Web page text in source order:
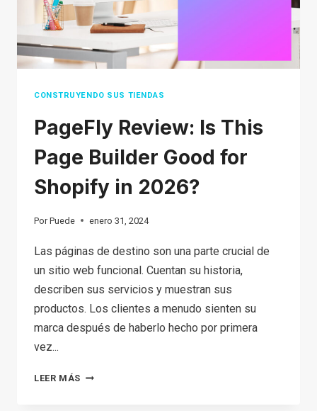
CONSTRUYENDO SUS TIENDAS
PageFly Review: Is This
Page Builder Good for
Shopify in 2026?
Por Puede enero 31, 2024
Las páginas de destino son una parte crucial de
un sitio web funcional. Cuentan su historia,
describen sus servicios y muestran sus
productos. Los clientes a menudo sienten su
marca después de haberlo hecho por primera
vez...
LEER MÁS PAGEFLY